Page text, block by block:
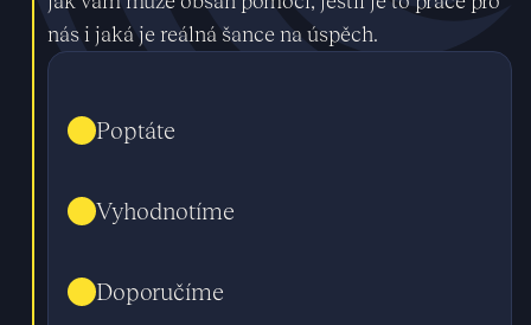
nás i jaká je reálná šance na úspěch.
Poptáte
Vyhodnotíme
Doporučíme